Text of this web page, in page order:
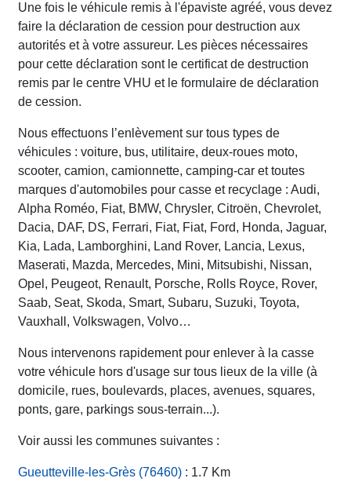
Une fois le véhicule remis à l'épaviste agréé, vous devez
faire la déclaration de cession pour destruction aux
autorités et à votre assureur. Les pièces nécessaires
pour cette déclaration sont le certificat de destruction
remis par le centre VHU et le formulaire de déclaration
de cession.
Nous effectuons l’enlèvement sur tous types de
véhicules : voiture, bus, utilitaire, deux-roues moto,
scooter, camion, camionnette, camping-car et toutes
marques d'automobiles pour casse et recyclage : Audi,
Alpha Roméo, Fiat, BMW, Chrysler, Citroën, Chevrolet,
Dacia, DAF, DS, Ferrari, Fiat, Fiat, Ford, Honda, Jaguar,
Kia, Lada, Lamborghini, Land Rover, Lancia, Lexus,
Maserati, Mazda, Mercedes, Mini, Mitsubishi, Nissan,
Opel, Peugeot, Renault, Porsche, Rolls Royce, Rover,
Saab, Seat, Skoda, Smart, Subaru, Suzuki, Toyota,
Vauxhall, Volkswagen, Volvo…
Nous intervenons rapidement pour enlever à la casse
votre véhicule hors d'usage sur tous lieux de la ville (à
domicile, rues, boulevards, places, avenues, squares,
ponts, gare, parkings sous-terrain...).
Voir aussi les communes suivantes :
Gueutteville-les-Grès (76460) : 1.7 Km